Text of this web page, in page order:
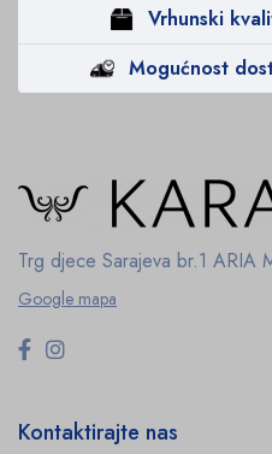
Vrhunski
Mogućnost
Trg djece Sarajeva br.1 ARIA
Google mapa
Kontaktirajte nas